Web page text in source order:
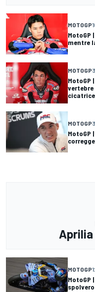
MOTOGP
MotoGP
mentre
MOTOGP
MotoGP
vertebre
cicatrice
MOTOGP
MotoGP
Aprilia
MOTOGP
MotoGP